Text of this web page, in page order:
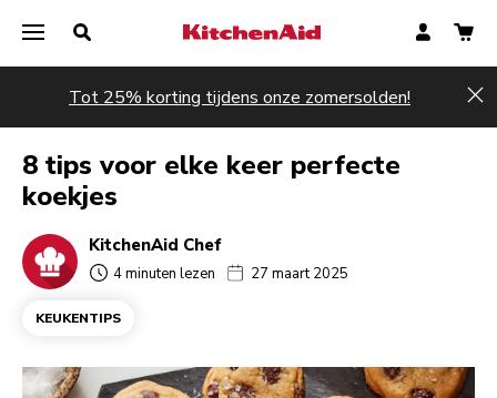
Tot 25% korting tijdens onze zomersolden!
8 tips voor elke keer perfecte
koekjes
KitchenAid Chef
4 minuten lezen 27 maart 2025
KEUKENTIPS